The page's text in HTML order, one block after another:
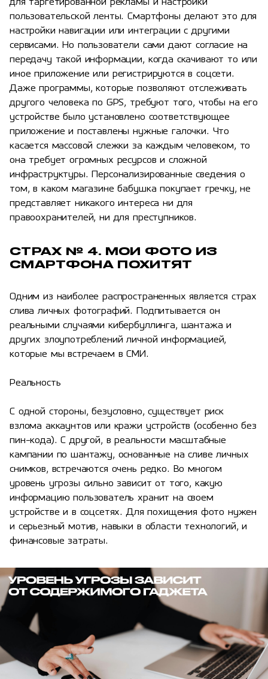
для таргетированной рекламы и настройки
пользовательской ленты. Смартфоны делают это для
настройки навигации или интеграции с другими
сервисами. Но пользователи сами дают согласие на
передачу такой информации, когда скачивают то или
иное приложение или регистрируются в соцсети.
Даже программы, которые позволяют отслеживать
другого человека по GPS, требуют того, чтобы на его
устройстве было установлено соответствующее
приложение и поставлены нужные галочки. Что
касается массовой слежки за каждым человеком, то
она требует огромных ресурсов и сложной
инфраструктуры. Персонализированные сведения о
том, в каком магазине бабушка покупает гречку, не
представляет никакого интереса ни для
правоохранителей, ни для преступников.
СТРАХ № 4. МОИ ФОТО ИЗ
СМАРТФОНА ПОХИТЯТ
Одним из наиболее распространенных является страх
слива личных фотографий. Подпитывается он
реальными случаями кибербуллинга, шантажа и
других злоупотреблений личной информацией,
которые мы встречаем в СМИ.
Реальность
С одной стороны, безусловно, существует риск
взлома аккаунтов или кражи устройств (особенно без
пин-кода). С другой, в реальности масштабные
кампании по шантажу, основанные на сливе личных
снимков, встречаются очень редко. Во многом
уровень угрозы сильно зависит от того, какую
информацию пользователь хранит на своем
устройстве и в соцсетях. Для похищения фото нужен
и серьезный мотив, навыки в области технологий, и
финансовые затраты.